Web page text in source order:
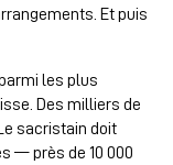
Et puis
les plus
Des milliers de
sacristain doit
— près de 10 000